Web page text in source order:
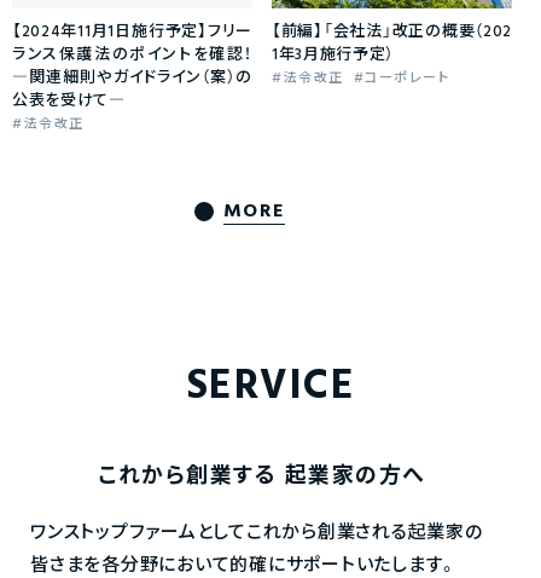
【2024年11月1日施行予定】フリー
ランス保護法のポイントを確認！
―関連細則やガイドライン（案）の
公表を受けて―
法令改正
【前編】「会社法」改正の概要（202
1年3月施行予定）
法令改正 コーポレート
MORE
SERVICE
これから創業する 起業家の方へ
ワンストップファームとしてこれから創業される起業家の
皆さまを各分野において的確にサポートいたします。